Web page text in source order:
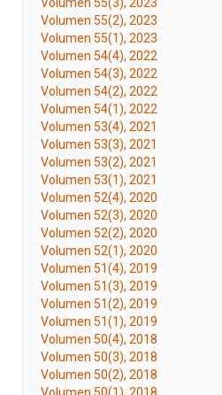
Volumen 55(3), 2023
Volumen 55(2), 2023
Volumen 55(1), 2023
Volumen 54(4), 2022
Volumen 54(3), 2022
Volumen 54(2), 2022
Volumen 54(1), 2022
Volumen 53(4), 2021
Volumen 53(3), 2021
Volumen 53(2), 2021
Volumen 53(1), 2021
Volumen 52(4), 2020
Volumen 52(3), 2020
Volumen 52(2), 2020
Volumen 52(1), 2020
Volumen 51(4), 2019
Volumen 51(3), 2019
Volumen 51(2), 2019
Volumen 51(1), 2019
Volumen 50(4), 2018
Volumen 50(3), 2018
Volumen 50(2), 2018